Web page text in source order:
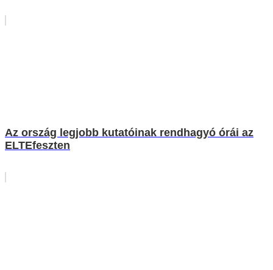
Az ország legjobb kutatóinak rendhagyó órái az
ELTEfeszten